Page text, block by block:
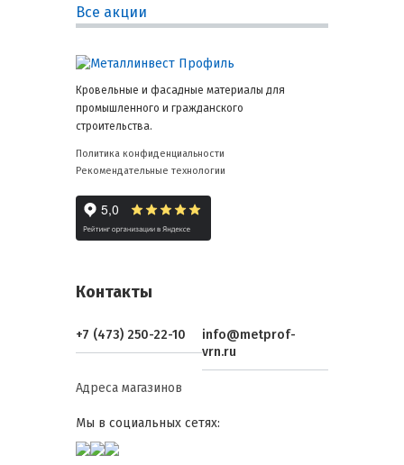
Все акции
Кровельные и фасадные материалы для
промышленного и гражданского
строительства.
Политика конфиденциальности
Рекомендательные технологии
Контакты
+7 (473) 250-22-10
info@metprof-
vrn.ru
Адреса магазинов
Мы в социальных сетях: